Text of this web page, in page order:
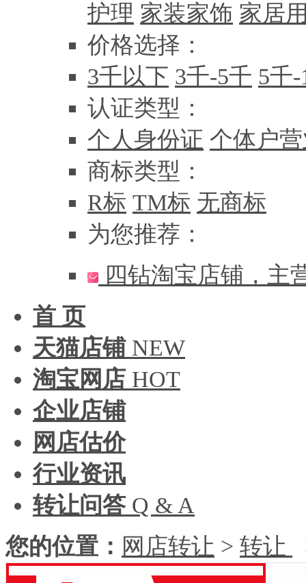
护理 家装家饰 家居
价格选择：
3千以下 3千-5千 5千
认证类型：
个人身份证 个体户
商标类型：
R标 TM标 无商标
为您推荐：
四钻淘宝店铺，主
首 页
天猫店铺 NEW
淘宝网店 HOT
企业店铺
网店估价
行业资讯
转让问答 Q & A
您的位置： 网店转让 > 转让